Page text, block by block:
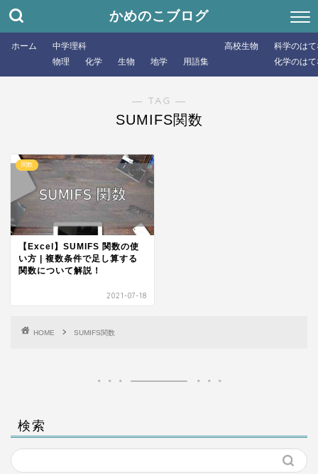
かめのこブログ
ホーム
中学理科
物理
化学 生物 地学 用語集
高校生物
科学のは
化学のは
― TAG ―
SUMIFS関数
関数
【Excel】SUMIFS 関数の使
い方 | 複数条件で足し算する
関数について解説！
2021-07-18
HOME SUMIFS関数
検索